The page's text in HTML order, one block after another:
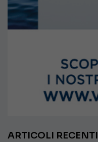
ARTICOLI RECENTI